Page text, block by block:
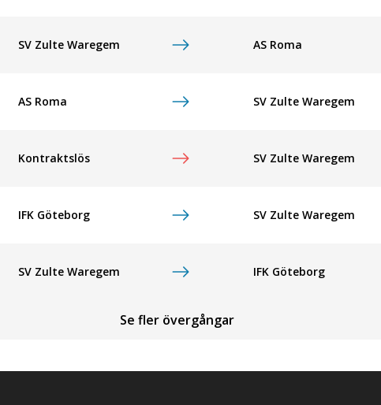
SV Zulte Waregem AS Roma
AS Roma SV Zulte Waregem
Kontraktslös SV Zulte Waregem
IFK Göteborg SV Zulte Waregem
SV Zulte Waregem IFK Göteborg
Se fler övergångar